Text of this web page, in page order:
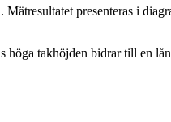
presenteras i
höga takhöjden bidrar till en